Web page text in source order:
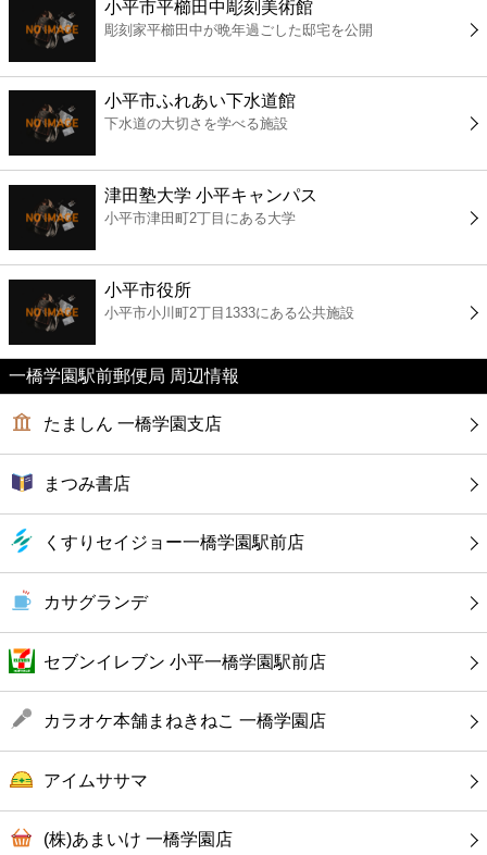
コンビニ
薬局
スーパー
エンタメ
レジャー
書店
ファミレス
ファーストフード
ショッピング
銀行
公共
病院
小平市平櫛田中彫刻美術館
彫刻家平櫛田中が晩年過ごした邸宅を公開
小平市ふれあい下水道館
下水道の大切さを学べる施設
津田塾大学 小平キャンパス
小平市津田町2丁目にある大学
小平市役所
小平市小川町2丁目1333にある公共施設
一橋学園駅前郵便局 周辺情報
たましん 一橋学園支店
まつみ書店
くすりセイジョー一橋学園駅前店
カサグランデ
セブンイレブン 小平一橋学園駅前店
カラオケ本舗まねきねこ 一橋学園店
アイムササマ
(株)あまいけ 一橋学園店